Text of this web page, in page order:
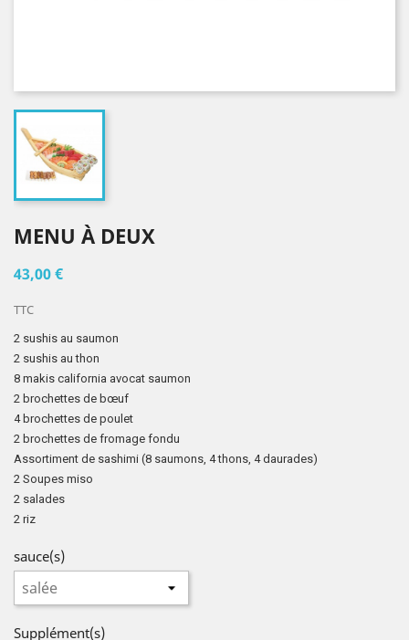
MENU À DEUX
43,00 €
TTC
2 sushis au saumon
2 sushis au thon
8 makis california avocat saumon
2 brochettes de bœuf
4 brochettes de poulet
2 brochettes de fromage fondu
Assortiment de sashimi (8 saumons, 4 thons, 4 daurades)
2 Soupes miso
2 salades
2 riz
sauce(s)
Supplément(s)